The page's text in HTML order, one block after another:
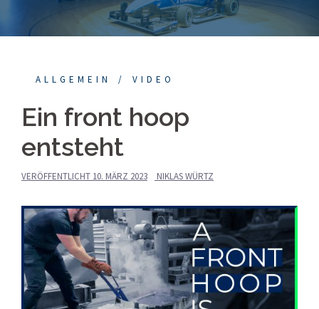
ALLGEMEIN VIDEO
Ein front hoop
entsteht
VERÖFFENTLICHT 10. MÄRZ 2023 NIKLAS WÜRTZ